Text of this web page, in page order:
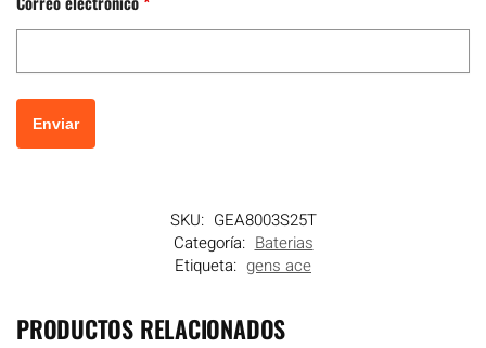
SKU: GEA8003S25T
Categoría: Baterias
Etiqueta: gens ace
PRODUCTOS RELACIONADOS